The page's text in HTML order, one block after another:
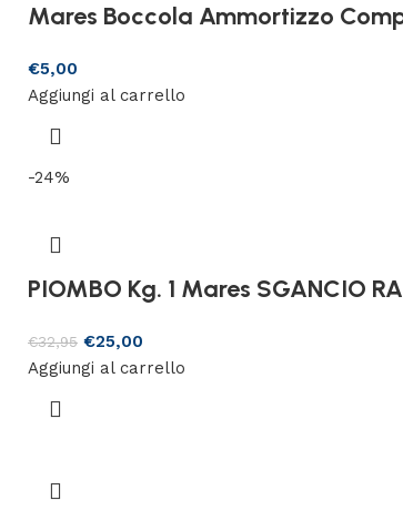
Mares Boccola Ammortizzo
€5,00
Aggiungi al carrello
-24%
PIOMBO Kg. 1 Mares SGANCIO
€32,95 €25,00
Aggiungi al carrello